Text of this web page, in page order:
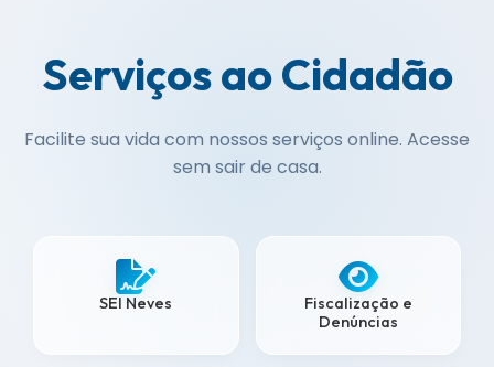
Serviços ao Cidadão
Facilite sua vida com nossos serviços online. Acesse
sem sair de casa.
SEI Neves
Fiscalização e
Denúncias